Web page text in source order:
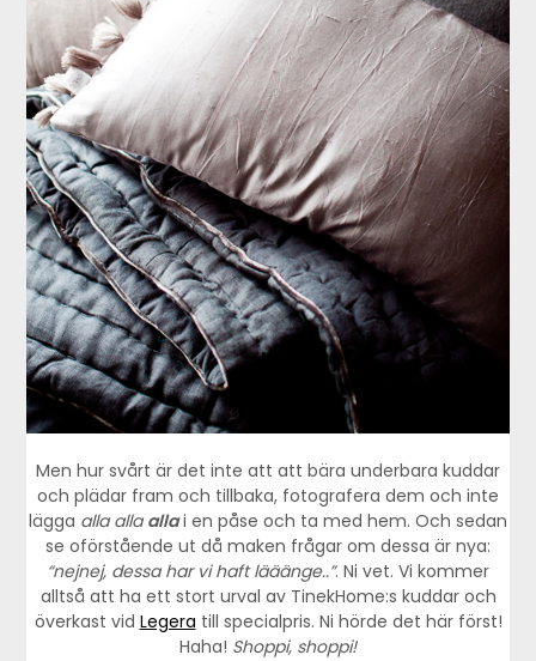
Men hur svårt är det inte att att bära underbara kuddar
och plädar fram och tillbaka, fotografera dem och inte
lägga alla allaallai en påse och ta med hem. Och sedan
se oförstående ut då maken frågar om dessa är nya:
“nejnej, dessa har vi haft lääänge..”. Ni vet. Vi kommer
alltså att ha ett stort urval av TinekHome:s kuddar och
överkast vid Legera till specialpris. Ni hörde det här först!
Haha! Shoppi, shoppi!